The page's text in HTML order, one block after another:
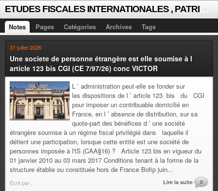
Notes Pages Catégories Archives Tags
31 juillet 2026
Une societe de personne étrangère est elle soumise à l
article 123 bis CGI (CE 7/97/26) conc VICTOR
L ’ administration peut-elle se fonder sur
les dispositions de l ’ article 123 bis du CGI
pour imposer un contribuable domicilié en
France, en l ’ absence de distribution, sur sa
quote-part des bénéfices d ’ une société
étrangère soumise à un régime fiscal privilégié dans laquelle il
détient une participation, lorsque cette entité est une société de
personnes imposée à l'IS (CAA§16) ? Article 123 bis en vigueur du
01 janvier 2010 au 03 mars 2017 Conditions tenant à la forme de la
structure établie ou constituée hors de France Bofip juin...
Écrit par Lire la suite 0